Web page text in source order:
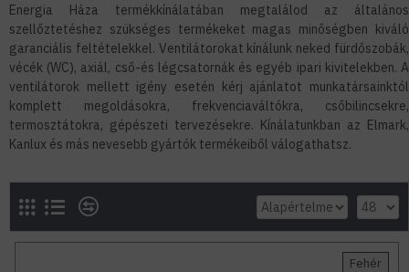
Energia Háza termékkínálatában megtalálod az általános
szellőztetéshez szükséges termékeket magas minőségben kiváló
garanciális feltételekkel. Ventilátorokat kínálunk neked fürdőszobák,
vécék (WC), axiál, cső-és légcsatornák és egyéb ipari kivitelekben. A
ventilátorok mellett igény esetén kérj ajánlatot munkatársainktól
komplett megoldásokra, frekvenciaváltókra, csőbilincsekre,
termosztátokra, gépészeti tervezésekre. Kínálatunkban az Elmark,
Kanlux és más nevesebb gyártók termékeiből válogathatsz.
Fehér